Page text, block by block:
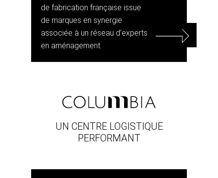
de fabrication française issue
de marques en synergie
associée à un réseau d’experts
en aménagement.
UN CENTRE LOGISTIQUE
PERFORMANT